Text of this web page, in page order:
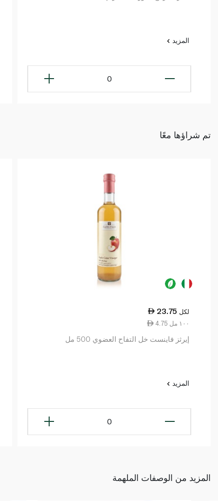
المزيد
0
تم شراؤها معًا
23.75 لكل
4.75 ١٠٠ مل
إيرثز فاينست خل التفاح العضوي 500 مل
المزيد
0
المزيد من الوصفات الملهمة